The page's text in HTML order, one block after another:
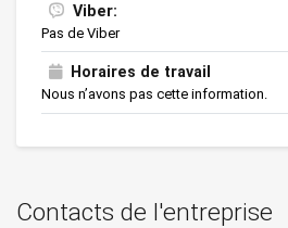
Viber:
Pas de Viber
Horaires de travail
Nous n’avons pas cette information.
Contacts de l'entreprise